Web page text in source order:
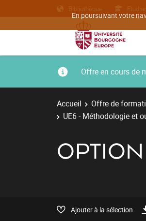
En poursuivant votre
Bibliothèque
Offre en cours de
Accueil Offre de
UE6 - Méthodologie et
Ajouter à la sélection